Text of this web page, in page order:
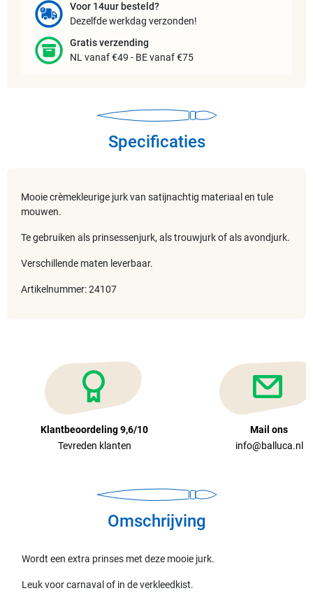
Voor 14uur besteld?
Dezelfde werkdag verzonden!
Gratis verzending
NL vanaf €49 - BE vanaf €75
Specificaties
Mooie crèmekleurige jurk van satijnachtig materiaal en tule
mouwen.
Te gebruiken als prinsessenjurk, als trouwjurk of als avondjurk.
Verschillende maten leverbaar.
Artikelnummer: 24107
Klantbeoordeling 9,6/10
Tevreden klanten
Mail ons
info@balluca.nl
Omschrijving
Wordt een extra prinses met deze mooie jurk.
Leuk voor carnaval of in de verkleedkist.